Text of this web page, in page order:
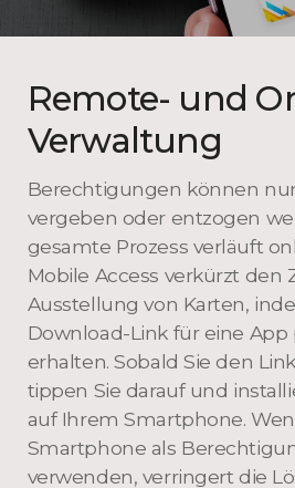
Remote- und
Verwaltung
Berechtigungen können
vergeben oder entzogen
gesamte Prozess verläuft
Mobile Access verkürzt den
Ausstellung von Karten,
Download-Link für eine App
erhalten. Sobald Sie den
tippen Sie darauf und
auf Ihrem Smartphone.
Smartphone als
verwenden, verringert die